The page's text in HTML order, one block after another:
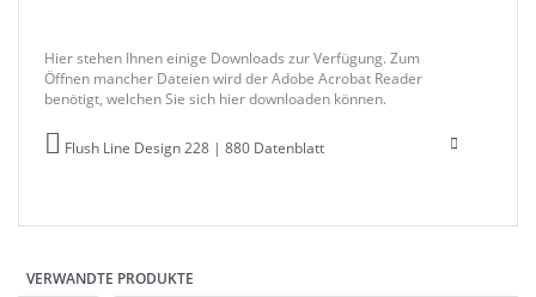
Hier stehen Ihnen einige Downloads zur Verfügung. Zum
Öffnen mancher Dateien wird der Adobe Acrobat Reader
benötigt, welchen Sie sich hier downloaden können.
Flush Line Design 228 | 880 Datenblatt
VERWANDTE PRODUKTE